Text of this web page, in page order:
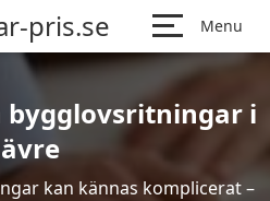
pris.se Menu
bygglovsritningar i
kan kännas komplicerat –